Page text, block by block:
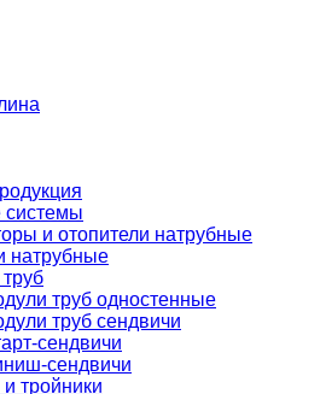
и отопители натрубные
натрубные
труб одностенные
труб сендвичи
сендвичи
сендвичи
тройники